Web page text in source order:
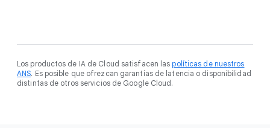
Los productos de IA de Cloud satisfacen las políticas de nuestros
ANS. Es posible que ofrezcan garantías de latencia o disponibilidad
distintas de otros servicios de Google Cloud.